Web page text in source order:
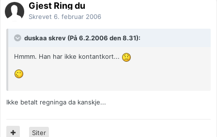
Gjest Ring du
Skrevet 6. februar 2006
duskaa skrev (På 6.2.2006 den 8.31):
Hmmm. Han har ikke kontantkort...
Ikke betalt regninga da kanskje...
Siter